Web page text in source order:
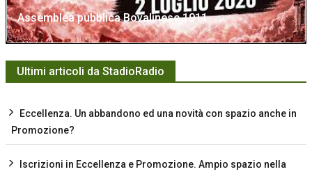
Assemblea pubblica Bovalinese 1911
Ultimi articoli da StadioRadio
Eccellenza. Un abbandono ed una novità con spazio anche in
Promozione?
Iscrizioni in Eccellenza e Promozione. Ampio spazio nella